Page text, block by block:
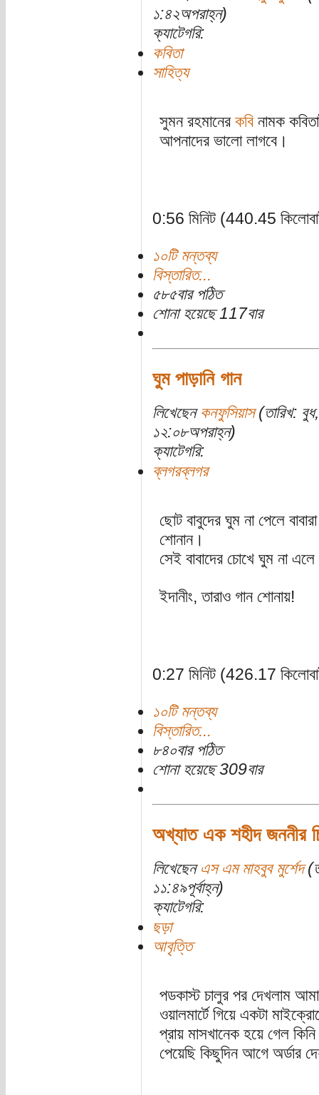
১:৪২অপরাহ্ন)
ক্যাটেগরি:
কবিতা
সাহিত্য
সুমন রহমানের কবিনামক
আপনাদের ভালো লাগবে।
0:56 মিনিট (440.45
১০টি মন্তব্য
বিস্তারিত...
৫৮৫বার পঠিত
শোনা হয়েছে 117বার
ঘুম পাড়ানি গান
লিখেছেন কনফুসিয়াস(তারিখ:
১২:০৮অপরাহ্ন)
ক্যাটেগরি:
ব্লগরব্লগর
ছোট বাবুদের ঘুম না পেলে
শোনান।
সেই বাবাদের চোখে ঘুম না
ইদানীং, তারাও গান শোনায়!
0:27 মিনিট (426.17
১০টি মন্তব্য
বিস্তারিত...
৮৪০বার পঠিত
শোনা হয়েছে 309বার
অখ্যাত এক শহীদ জননীর
লিখেছেন এস এম মাহবুব মুর্শেদ
১১:৪৯পূর্বাহ্ন)
ক্যাটেগরি:
ছড়া
আবৃত্তি
পডকাস্ট চালুর পর দেখলাম
ওয়ালমার্টে গিয়ে একটা
প্রায় মাসখানেক হয়ে গেল
পেয়েছি কিছুদিন আগে অর্ডার